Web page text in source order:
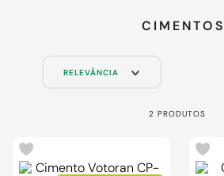
CIMENTOS
RELEVÂNCIA
2 PRODUTOS
máquina lavar roupas
º
forro pvc